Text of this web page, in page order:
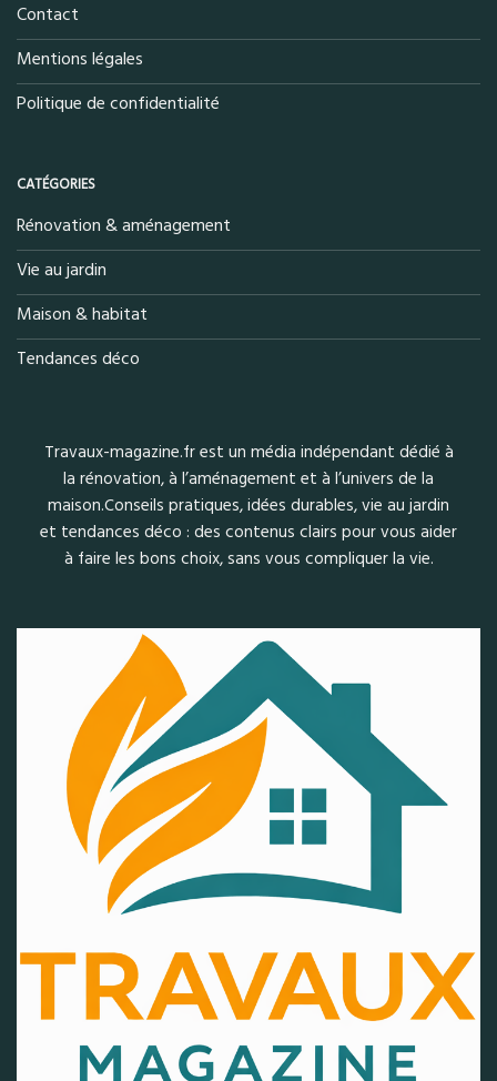
Contact
Mentions légales
Politique de confidentialité
CATÉGORIES
Rénovation & aménagement
Vie au jardin
Maison & habitat
Tendances déco
Travaux-magazine.fr est un média indépendant dédié à
la rénovation, à l’aménagement et à l’univers de la
maison.Conseils pratiques, idées durables, vie au jardin
et tendances déco : des contenus clairs pour vous aider
à faire les bons choix, sans vous compliquer la vie.